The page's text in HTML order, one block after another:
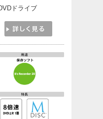
ドライブ